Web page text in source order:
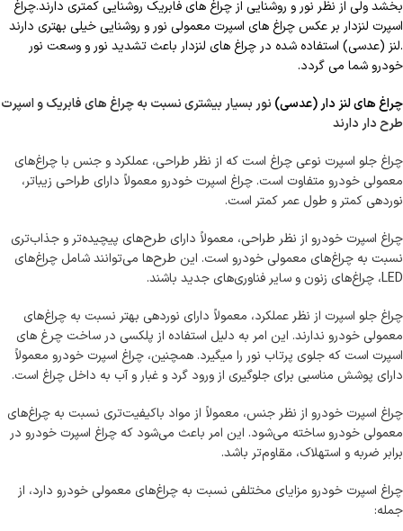
بخشد ولی از نظر نور و روشنایی از چراغ های فابریک روشنایی کمتری دارند.چراغ
اسپرت لنزدار بر عکس چراغ های اسپرت معمولی نور و روشنایی خیلی بهتری دارند
.لنز (عدسی) استفاده شده در چراغ های لنزدار باعث تشدید نور و وسعت نور
خودرو شما می گردد.
چراغ های لنز دار (عدسی) نور بسیار بیشتری نسبت به چراغ های فابریک و اسپرت
طرح دار دارند
چراغ جلو اسپرت نوعی چراغ است که از نظر طراحی، عملکرد و جنس با چراغ‌های
معمولی خودرو متفاوت است. چراغ اسپرت خودرو معمولاً دارای طراحی زیباتر،
نوردهی کمتر و طول عمر کمتر است.
چراغ اسپرت خودرو از نظر طراحی، معمولاً دارای طرح‌های پیچیده‌تر و جذاب‌تری
نسبت به چراغ‌های معمولی خودرو است. این طرح‌ها می‌توانند شامل چراغ‌های
LED، چراغ‌های زنون و سایر فناوری‌های جدید باشند.
چراغ جلو اسپرت از نظر عملکرد، معمولاً دارای نوردهی بهتر نسبت به چراغ‌های
معمولی خودرو ندارند. این امر به دلیل استفاده از پلکسی در ساخت چرغ های
اسپرت است که جلوی پرتاب نور را میگیرد. همچنین، چراغ اسپرت خودرو معمولاً
دارای پوشش مناسبی برای جلوگیری از ورود گرد و غبار و آب به داخل چراغ است.
چراغ اسپرت خودرو از نظر جنس، معمولاً از مواد باکیفیت‌تری نسبت به چراغ‌های
معمولی خودرو ساخته می‌شود. این امر باعث می‌شود که چراغ اسپرت خودرو در
برابر ضربه و استهلاک، مقاوم‌تر باشد.
چراغ اسپرت خودرو مزایای مختلفی نسبت به چراغ‌های معمولی خودرو دارد، از
جمله: